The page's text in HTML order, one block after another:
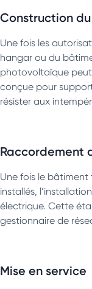
Construction
Une fois les
hangar ou du
photovoltaïque
conçue pour
résister aux
Raccordement
Une fois le
installés,
électrique. Cette
gestionnaire de
Mise en service